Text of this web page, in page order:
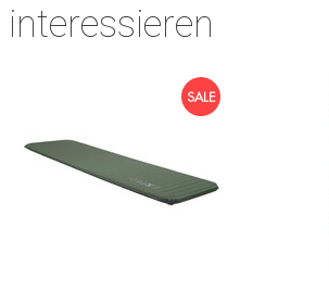
interessieren